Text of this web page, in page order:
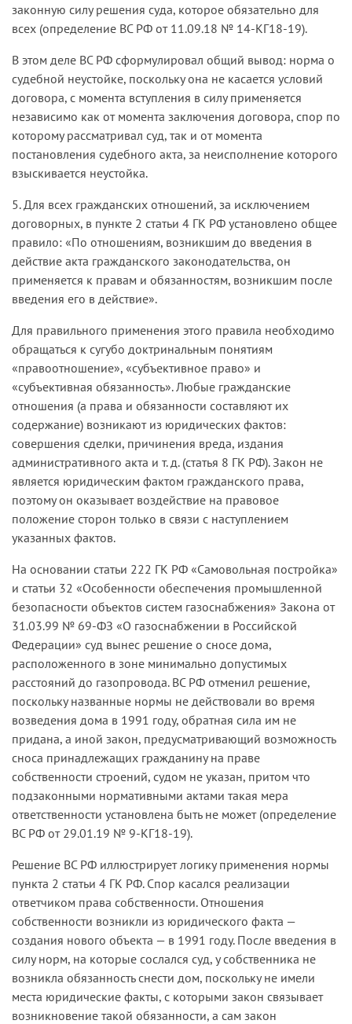
законную силу решения суда, которое обязательно для
всех (определение ВС РФ от 11.09.18 № 14-КГ18-19).
В этом деле ВС РФ сформулировал общий вывод: норма о
судебной неустойке, поскольку она не касается условий
договора, с момента вступления в силу применяется
независимо как от момента заключения договора, спор по
которому рассматривал суд, так и от момента
постановления судебного акта, за неисполнение которого
взыскивается неустойка.
5. Для всех гражданских отношений, за исключением
договорных, в пункте 2 статьи 4 ГК РФ установлено общее
правило: «По отношениям, возникшим до введения в
действие акта гражданского законодательства, он
применяется к правам и обязанностям, возникшим после
введения его в действие».
Для правильного применения этого правила необходимо
обращаться к сугубо доктринальным понятиям
«правоотношение», «субъективное право» и
«субъективная обязанность». Любые гражданские
отношения (а права и обязанности составляют их
содержание) возникают из юридических фактов:
совершения сделки, причинения вреда, издания
административного акта и т. д. (статья 8 ГК РФ). Закон не
является юридическим фактом гражданского права,
поэтому он оказывает воздействие на правовое
положение сторон только в связи с наступлением
указанных фактов.
На основании статьи 222 ГК РФ «Самовольная постройка»
и статьи 32 «Особенности обеспечения промышленной
безопасности объектов систем газоснабжения» Закона от
31.03.99 № 69-ФЗ «О газоснабжении в Российской
Федерации» суд вынес решение о сносе дома,
расположенного в зоне минимально допустимых
расстояний до газопровода. ВС РФ отменил решение,
поскольку названные нормы не действовали во время
возведения дома в 1991 году, обратная сила им не
придана, а иной закон, предусматривающий возможность
сноса принадлежащих гражданину на праве
собственности строений, судом не указан, притом что
подзаконными нормативными актами такая мера
ответственности установлена быть не может (определение
ВС РФ от 29.01.19 № 9-КГ18-19).
Решение ВС РФ иллюстрирует логику применения нормы
пункта 2 статьи 4 ГК РФ. Спор касался реализации
ответчиком права собственности. Отношения
собственности возникли из юридического факта —
создания нового объекта — в 1991 году. После введения в
силу норм, на которые сослался суд, у собственника не
возникла обязанность снести дом, поскольку не имели
места юридические факты, с которыми закон связывает
возникновение такой обязанности, а сам закон